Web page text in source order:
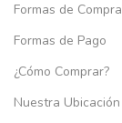
Formas de Compra
Formas de Pago
¿Cómo Comprar?
Nuestra Ubicación